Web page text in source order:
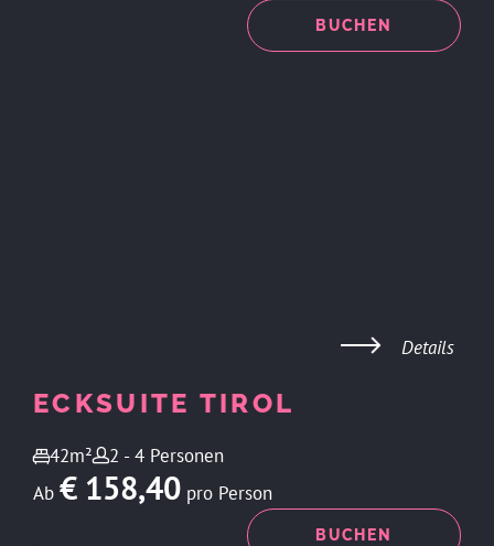
BUCHEN
ECKSUITE TIROL
42m²
2 - 4 Personen
Ab € 158,40 pro Person
BUCHEN
Details